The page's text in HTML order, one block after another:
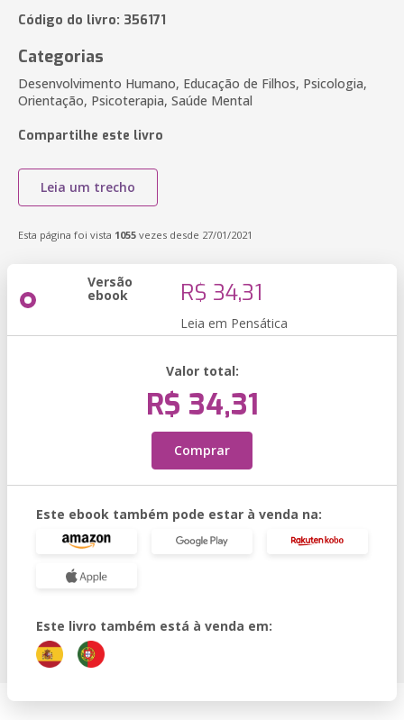
Código do livro: 356171
Categorias
Desenvolvimento Humano, Educação de Filhos, Psicologia,
Orientação, Psicoterapia, Saúde Mental
Compartilhe este livro
Leia um trecho
Esta página foi vista 1055 vezes desde 27/01/2021
Versão
ebook R$ 34,31
Leia em Pensática
Valor total:
R$ 34,31
Comprar
Este ebook também pode estar à venda na:
Este livro também está à venda em: